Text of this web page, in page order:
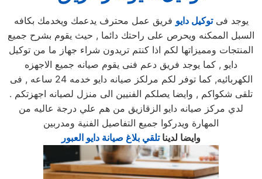
يوجد فىتوكيل دايو فريق عمل محترف يدعمك ويخدمك بكافه
السبل الممكنه ويحرص على راحتك دائما , حيث يقوم بشرح جميع
المنتجات ومميزاتها لكم اذا كنتم تريدون شراء جهاز ما من توكيل
دايو , كما يوجد فريق دعم فنى يقوم صيانه جميع الاجهزه
الكهربائيه, كما توفر لكم مرلكز صيانه دايو خدمه 24 ساعه , فى
تلقى شكواكم , وايضا يصلكم الفنيين الى منزل لصيانه اجهزتكم .
لدي مركز صيانه دايو الزقازيق من هم علي درجة عاليه من
المهارة ويدركوا جميع التفاصيل الفنية ومدربين
وايضا لديناتلقي بلاغ صيانة دايو العبور